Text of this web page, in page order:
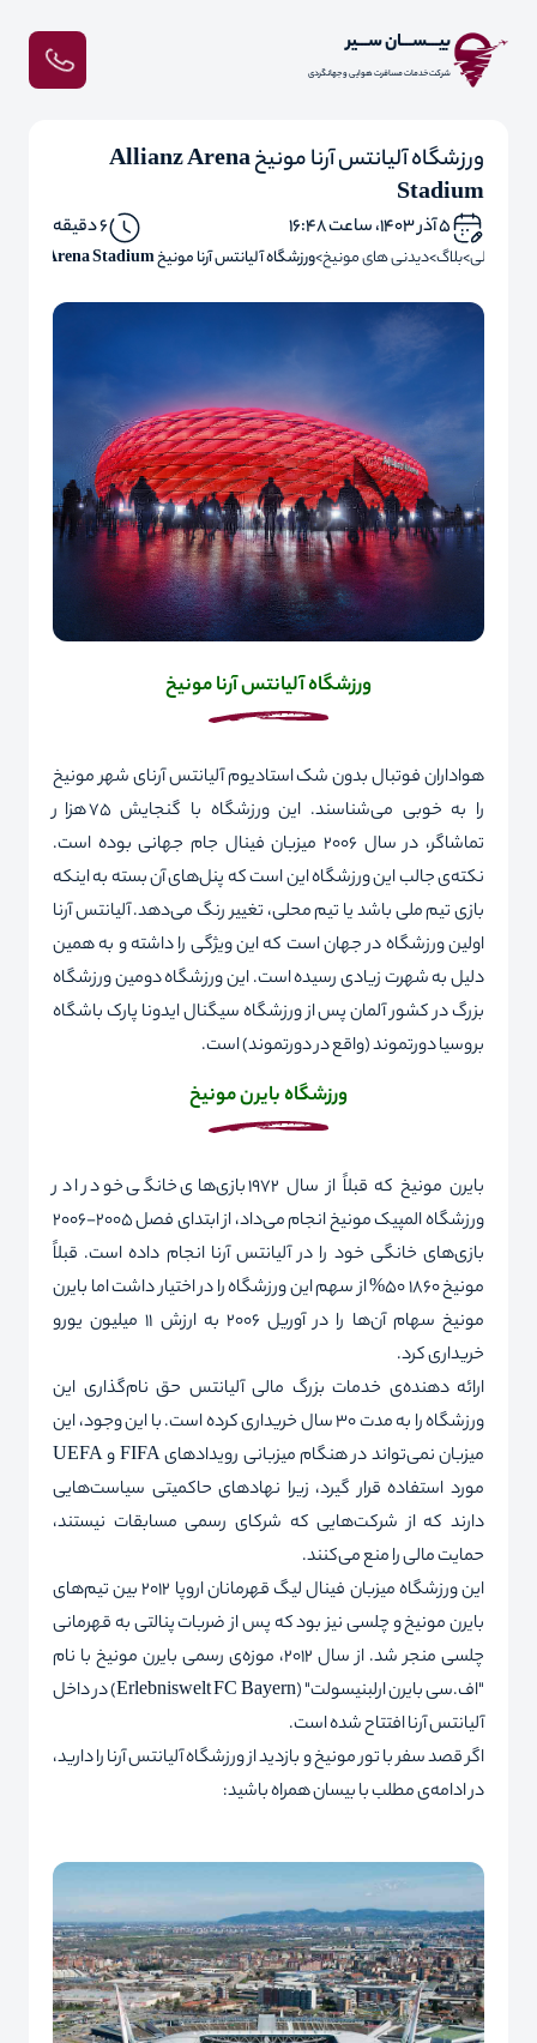
بیـــســـان ســـیر
شرکت خدمات مسافرت هوایی و جهانگردی
ورزشگاه آلیانتس آرنا مونیخ Allianz Arena
Stadium
۵ آذر ۱۴۰۳، ساعت ۱۶:۴۸ 6 دقیقه
اصلی بلاگ دیدنی های مونیخ ورزشگاه آلیانتس آرنا مونیخ Allianz Arena Stadium
ورزشگاه آلیانتس آرنا مونیخ
هواداران فوتبال بدون شک استادیوم آلیانتس آرنای شهر مونیخ
را به خوبی می‌شناسند. این ورزشگاه با گنجایش 75 هزار
تماشاگر، در سال 2006 میزبان فینال جام جهانی بوده است.
نکته‌ی جالب این ورزشگاه این است که پنل‌های آن بسته به اینکه
بازی تیم ملی باشد یا تیم محلی، تغییر رنگ می‌دهد. آلیانتس آرنا
اولین ورزشگاه در جهان است که این ویژگی را داشته و به همین
دلیل به شهرت زیادی رسیده است. این ورزشگاه دومین ورزشگاه
بزرگ در کشور آلمان پس از ورزشگاه سیگنال ایدونا پارک باشگاه
بروسیا دورتموند (واقع در دورتموند) است.
ورزشگاه بایرن مونیخ
بایرن مونیخ که قبلاً از سال 1972 بازی‌های خانگی خود را در
ورزشگاه المپیک مونیخ انجام می‌داد، از ابتدای فصل 2005-2006
بازی‌های خانگی خود را در آلیانتس آرنا انجام داده است. قبلاً
مونیخ ۱۸۶۰ 50% از سهم این ورزشگاه را در اختیار داشت اما بایرن
مونیخ سهام آن‌ها را در آوریل ۲۰۰۶ به ارزش ۱۱ میلیون یورو
خریداری کرد.
ارائه دهنده‌ی خدمات بزرگ مالی آلیانتس حق نامگذاری این
ورزشگاه را به مدت 30 سال خریداری کرده است. با این وجود، این
میزبان نمی‌تواند در هنگام میزبانی رویدادهایFIFAوUEFA
مورد استفاده قرار گیرد، زیرا نهادهای حاکمیتی سیاست‌هایی
دارند که از شرکت‌هایی که شرکای رسمی مسابقات نیستند،
حمایت مالی را منع می‌کنند.
این ورزشگاه میزبان فینال لیگ قهرمانان اروپا ۲۰۱۲ بین تیم‌های
بایرن مونیخ و چلسی نیز بود که پس از ضربات پنالتی به قهرمانی
چلسی منجر شد. از سال ۲۰۱۲، موزه‌ی رسمی
بایرن مونیخ با نام
"اف.سی بایرن ارلبنیسولت" (FC Bayern
Erlebniswelt) در داخل
آلیانتس آرنا افتتاح شده ‌است.
اگر قصد سفر باتور مونیخو بازدید از ورزشگاه آلیانتس آرنا را دارید،
در ادامه‌ی مطلب با بیسان همراه باشید: